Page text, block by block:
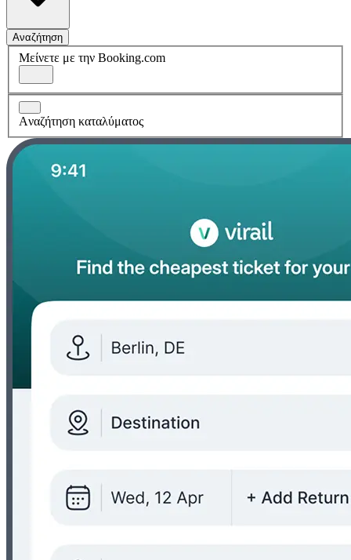
Αναζήτηση
Μείνετε με την Booking.com
Aναζήτηση καταλύματος